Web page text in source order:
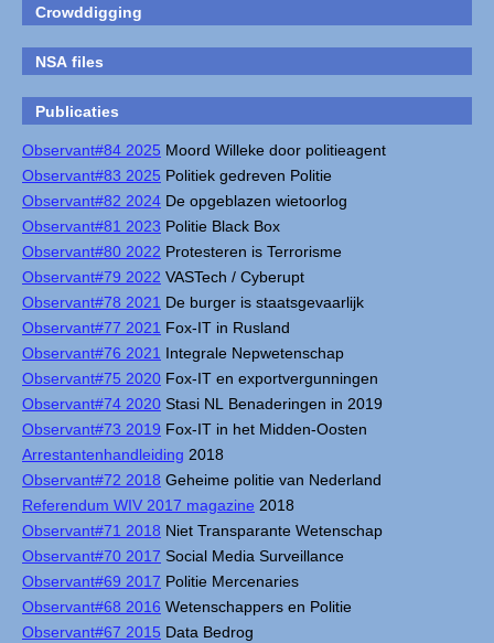
Crowddigging
NSA files
Publicaties
Observant#84 2025 Moord Willeke door politieagent
Observant#83 2025 Politiek gedreven Politie
Observant#82 2024 De opgeblazen wietoorlog
Observant#81 2023 Politie Black Box
Observant#80 2022 Protesteren is Terrorisme
Observant#79 2022 VASTech / Cyberupt
Observant#78 2021 De burger is staatsgevaarlijk
Observant#77 2021 Fox-IT in Rusland
Observant#76 2021 Integrale Nepwetenschap
Observant#75 2020 Fox-IT en exportvergunningen
Observant#74 2020 Stasi NL Benaderingen in 2019
Observant#73 2019 Fox-IT in het Midden-Oosten
Arrestantenhandleiding 2018
Observant#72 2018 Geheime politie van Nederland
Referendum WIV 2017 magazine 2018
Observant#71 2018 Niet Transparante Wetenschap
Observant#70 2017 Social Media Surveillance
Observant#69 2017 Politie Mercenaries
Observant#68 2016 Wetenschappers en Politie
Observant#67 2015 Data Bedrog